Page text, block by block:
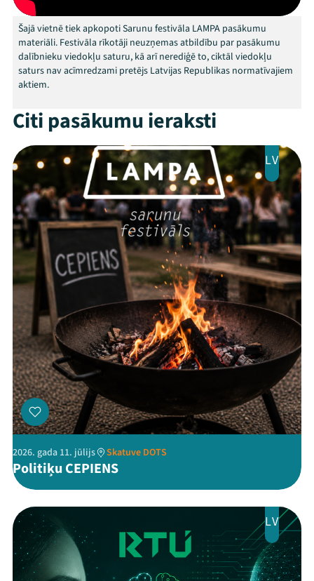
Arhīvs
Viņi bija LAMPĀ 2026
Jaunumi
Ziedo
Veikals
Kontakti
ThreadsFacebookYoutube
X Instagram
Flick TikTok
Šajā vietnē tiek apkopoti Sarunu festivāla LAMPA pasākumu
materiāli. Festivāla rīkotāji neuzņemas atbildību par pasākumu
dalībnieku viedokļu saturu, kā arī nerediģē to, ciktāl viedokļu
saturs nav acīmredzami pretējs Latvijas Republikas normatīvajiem
aktiem.
Citi pasākumu ieraksti
LV
2026. gada 11. jūlijs Skatuve DOTS
Politiķu CEPIENS
LV